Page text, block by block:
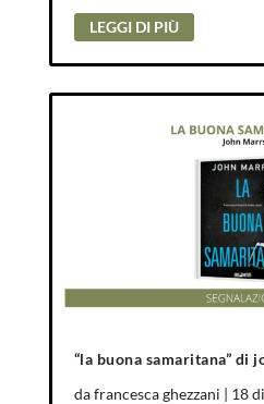
LEGGI DI PIÙ
“la buona samaritana” di
dafrancesca ghezzani | 18